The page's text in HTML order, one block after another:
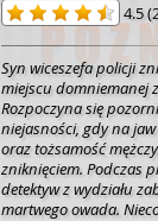
4.5(
Syn wiceszefa policji
miejscu domniemanej
Rozpoczyna się
niejasności, gdy na
oraz tożsamość
zniknięciem. Podczas przeszukania mieszkania, James Adams –
detektyw z wydziału
martwego owada.